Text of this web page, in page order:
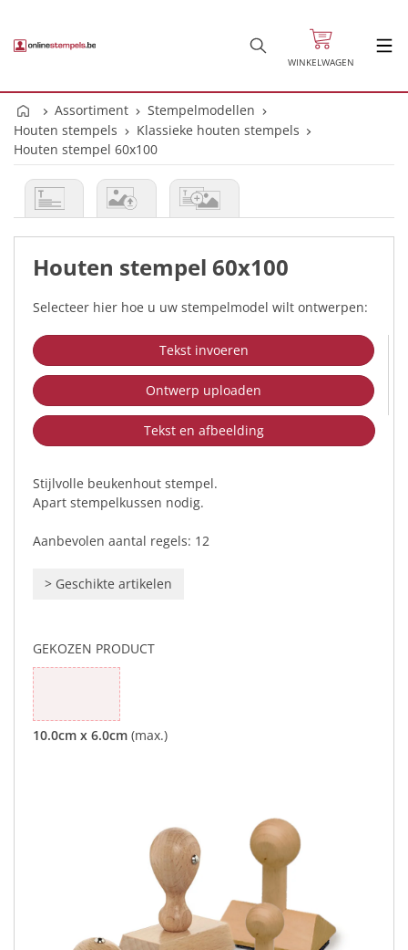
WINKELWAGEN
Assortiment
Stempelmodellen
Houten stempels
Klassieke houten stempels
Houten stempel 60x100
Houten stempel 60x100
Selecteer hier hoe u uw stempelmodel wilt ontwerpen:
Tekst invoeren
Ontwerp uploaden
Tekst en afbeelding
Stijlvolle beukenhout stempel.
Apart stempelkussen nodig.
Aanbevolen aantal regels: 12
> Geschikte artikelen
GEKOZEN PRODUCT